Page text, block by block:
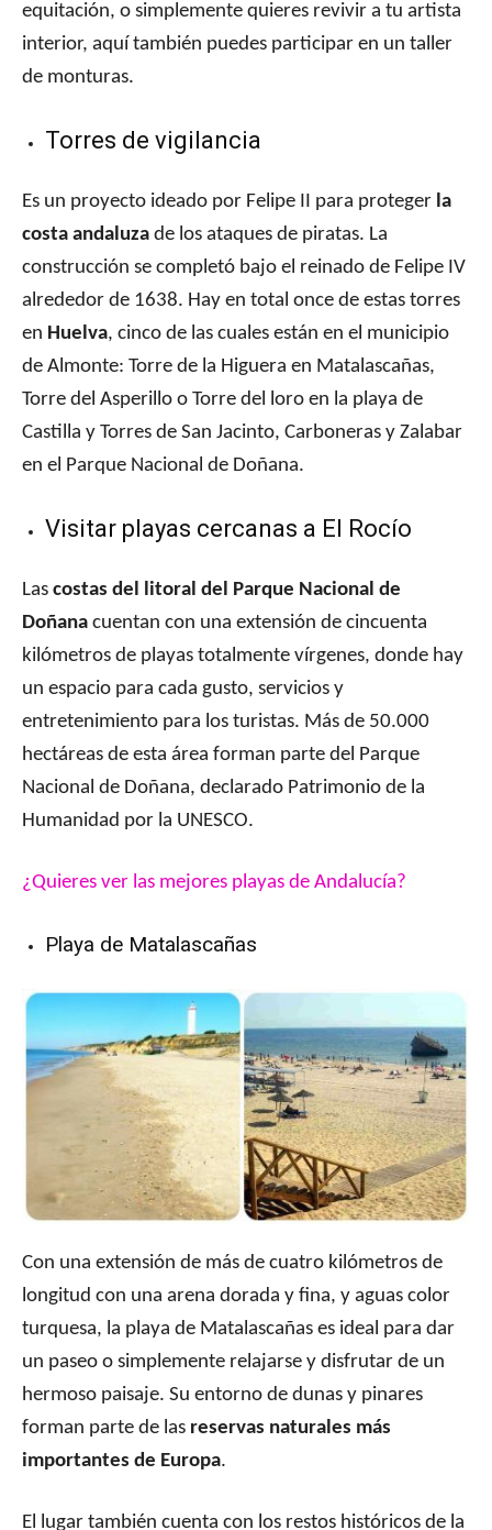
equitación, o simplemente quieres revivir a tu artista
interior, aquí también puedes participar en un taller
de monturas.
Torres de vigilancia
Es un proyecto ideado por Felipe II para proteger la
costa andaluza de los ataques de piratas. La
construcción se completó bajo el reinado de Felipe IV
alrededor de 1638. Hay en total once de estas torres
en Huelva, cinco de las cuales están en el municipio
de Almonte: Torre de la Higuera en Matalascañas,
Torre del Asperillo o Torre del loro en la playa de
Castilla y Torres de San Jacinto, Carboneras y Zalabar
en el Parque Nacional de Doñana.
Visitar playas cercanas a El Rocío
Las costas del litoral del Parque Nacional de
Doñana cuentan con una extensión de cincuenta
kilómetros de playas totalmente vírgenes, donde hay
un espacio para cada gusto, servicios y
entretenimiento para los turistas. Más de 50.000
hectáreas de esta área forman parte del Parque
Nacional de Doñana, declarado Patrimonio de la
Humanidad por la UNESCO.
¿Quieres ver las mejores playas de Andalucía?
Playa de Matalascañas
Con una extensión de más de cuatro kilómetros de
longitud con una arena dorada y fina, y aguas color
turquesa, la playa de Matalascañas es ideal para dar
un paseo o simplemente relajarse y disfrutar de un
hermoso paisaje. Su entorno de dunas y pinares
forman parte de las reservas naturales más
importantes de Europa.
El lugar también cuenta con los restos históricos de la